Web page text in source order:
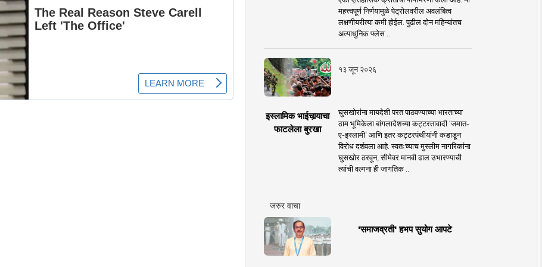
महत्त्वपूर्ण निर्णयामुळे पेट्रोलवरील अवलंबित्व
लक्षणीयरीत्या कमी होईल. पुढील दोन महिन्यांतच
अत्याधुनिक फ्लेस ..
१३ जून २०२६
इस्लामिक भाईचार्‍याचा
फाटलेला बुरखा
घुसखोरांना मायदेशी परत पाठवण्याच्या भारताच्या
ठाम भूमिकेला बांगलादेशच्या कट्टरतावादी ‘जमात-
ए-इस्लामी’ आणि इतर कट्टरपंथीयांनी कडाडून
विरोध दर्शवला आहे. स्वतःच्याच मुस्लीम नागरिकांना
घुसखोर ठरवून, सीमेवर मानवी ढाल उभारण्याची
त्यांची वल्गना ही जागतिक ..
जरुर वाचा
'समाजव्रती' हभप सुयोग आपटे